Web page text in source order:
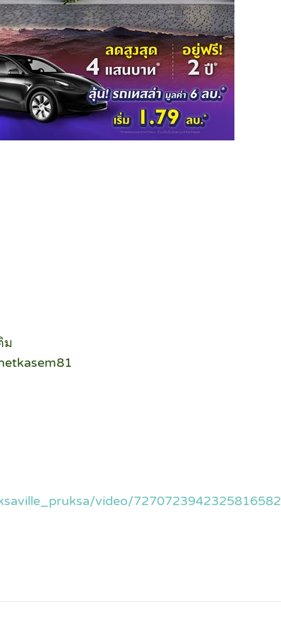
ม
video/7270723942325816582